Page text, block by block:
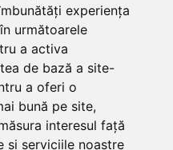
experiența
următoarele
a activa
de bază a site-
a oferi o
bună pe site,
interesul față
și serviciile noastre
13176/1991